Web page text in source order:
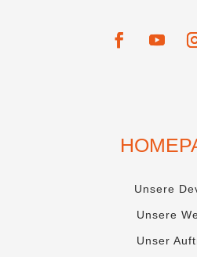
Unsere
Unsere
Unser